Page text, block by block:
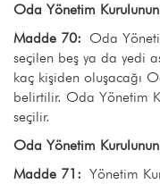
Oda Yönetim
Madde 70: Oda
seçilen beş ya da yedi
kaç kişiden oluşacağı
belirtilir. Oda Yönetim
seçilir.
Oda Yönetim
Madde 71: Yönetim